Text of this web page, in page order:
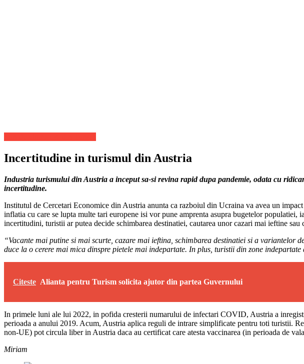
Incertitudine in turismul din Austria
Industria turismului din Austria a inceput sa-si revina rapid dupa pandemie, odata cu
incertitudine.
Institutul de Cercetari Economice din Austria anunta ca razboiul din Ucraina va avea un
inflatia cu care se lupta multe tari europene isi vor pune amprenta asupra bugetelor
incertitudini, turistii ar putea decide schimbarea destinatiei, cautarea unor cazari mai ieftine sau
“Vacante mai putine si mai scurte, cazare mai ieftina, schimbarea destinatiei si a
duce la o cerere mai mica dinspre pietele mai indepartate. In plus, turistii din zone
Citeste Alianta pentru Turism solicita ajutor din partea Guvernului
In primele luni ale lui 2022, in pofida cresterii numarului de infectari COVID, Austria a
perioada a anului 2019. Acum, Austria aplica reguli de intrare simplificate pentru toti turistii.
non-UE) pot circula liber in Austria daca au certificat care atesta vaccinarea (in perioada de
Miriam